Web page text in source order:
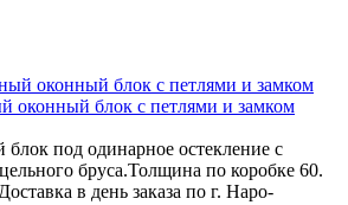
оконный блок с петлями и замком
под одинарное остекление с
бруса.Толщина по коробке 60.
в день заказа по г. Наро-